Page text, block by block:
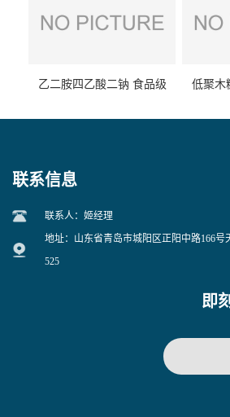
乙二胺四乙酸二钠 食品级
低聚木
联系信息
联系人：姬经理
地址：山东省青岛市城阳区正阳中路166号
525
即